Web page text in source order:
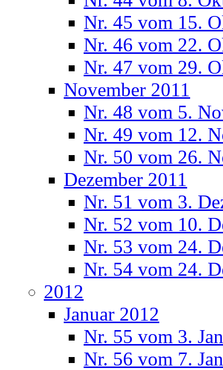
Nr. 45 vom 15.
Nr. 46 vom 22.
Nr. 47 vom 29.
November 2011
Nr. 48 vom 5.
Nr. 49 vom 12.
Nr. 50 vom 26.
Dezember 2011
Nr. 51 vom 3.
Nr. 52 vom 10.
Nr. 53 vom 24.
Nr. 54 vom 24.
2012
Januar 2012
Nr. 55 vom 3.
Nr. 56 vom 7.